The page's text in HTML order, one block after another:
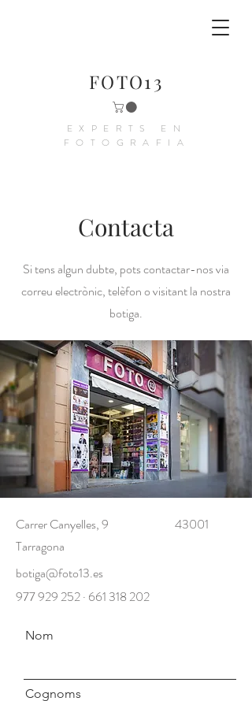
FOTO13
EXPERTS EN
FOTOGRAFIA
Contacta
Si tens algun dubte, pots contactar-nos via
correu electrònic, telèfon o visitant la nostra
botiga.
Carrer Canyelles, 9 43001
Tarragona
botiga@foto13.es
977 929 252· 661 318 202
Nom
Cognoms